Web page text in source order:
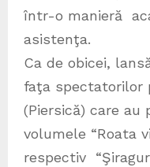
într-o manieră
asistenţa.
Ca de obicei,
faţa spectatorilor
(Piersică) care au
volumele “Roata
respectiv